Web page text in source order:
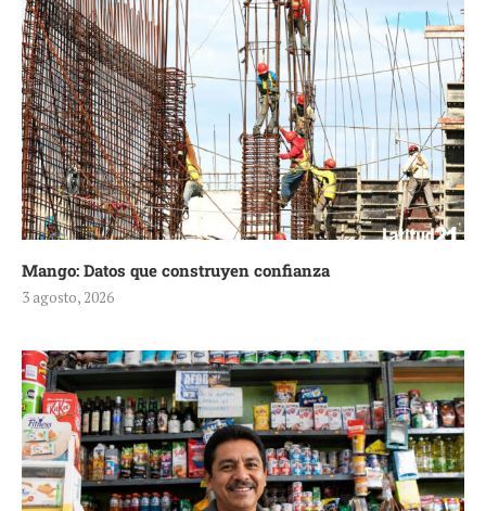
Mango: Datos que construyen confianza
3 agosto, 2026